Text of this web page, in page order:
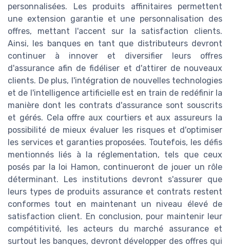
personnalisées. Les produits affinitaires permettent
une extension garantie et une personnalisation des
offres, mettant l'accent sur la satisfaction clients.
Ainsi, les banques en tant que distributeurs devront
continuer à innover et diversifier leurs offres
d'assurance afin de fidéliser et d'attirer de nouveaux
clients. De plus, l'intégration de nouvelles technologies
et de l'intelligence artificielle est en train de redéfinir la
manière dont les contrats d'assurance sont souscrits
et gérés. Cela offre aux courtiers et aux assureurs la
possibilité de mieux évaluer les risques et d'optimiser
les services et garanties proposées. Toutefois, les défis
mentionnés liés à la réglementation, tels que ceux
posés par la loi Hamon, continueront de jouer un rôle
déterminant. Les institutions devront s'assurer que
leurs types de produits assurance et contrats restent
conformes tout en maintenant un niveau élevé de
satisfaction client. En conclusion, pour maintenir leur
compétitivité, les acteurs du marché assurance et
surtout les banques, devront développer des offres qui